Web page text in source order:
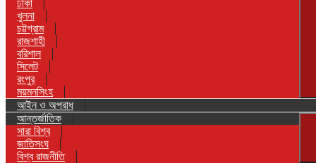
ঢাকা
খুলনা
চট্টগ্রাম
রাজশাহী
বরিশাল
সিলেট
রংপুর
ময়মনসিংহ
আইন ও অপরাধ
আন্তর্জাতিক
সারা বিশ্ব
জাতিসংঘ
বিশ্ব রাজনীতি